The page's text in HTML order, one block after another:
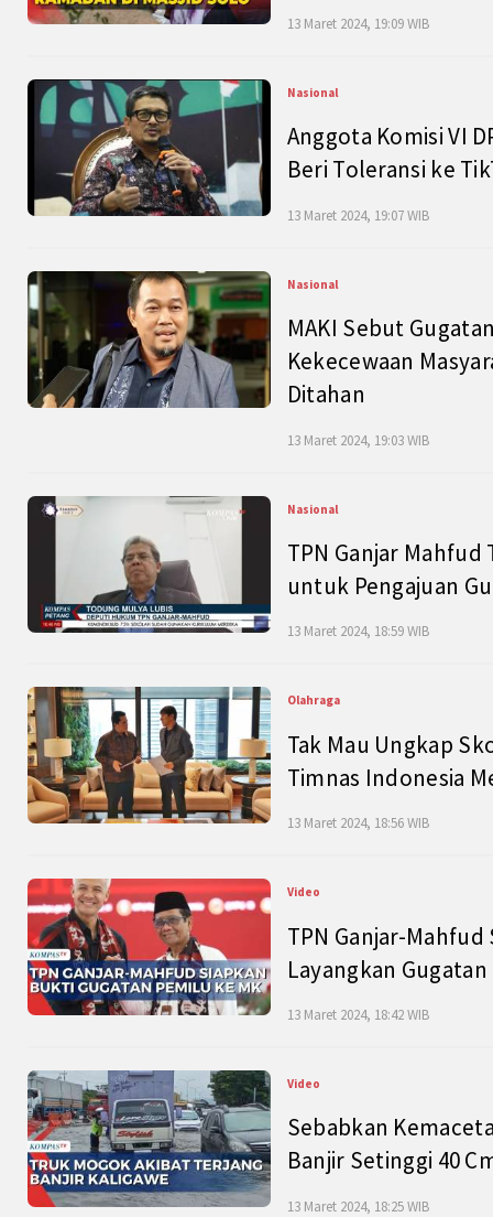
13 Maret 2024, 19:09 WIB
Nasional
Anggota Komisi VI
Beri Toleransi ke
13 Maret 2024, 19:07 WIB
Nasional
MAKI Sebut
Kekecewaan
Ditahan
13 Maret 2024, 19:03 WIB
Nasional
TPN Ganjar
untuk Pengajuan
13 Maret 2024, 18:59 WIB
Olahraga
Tak Mau Ungkap
Timnas Indonesia
13 Maret 2024, 18:56 WIB
Video
TPN Ganjar-
Layangkan
13 Maret 2024, 18:42 WIB
Video
Sebabkan
Banjir Setinggi 40
13 Maret 2024, 18:25 WIB